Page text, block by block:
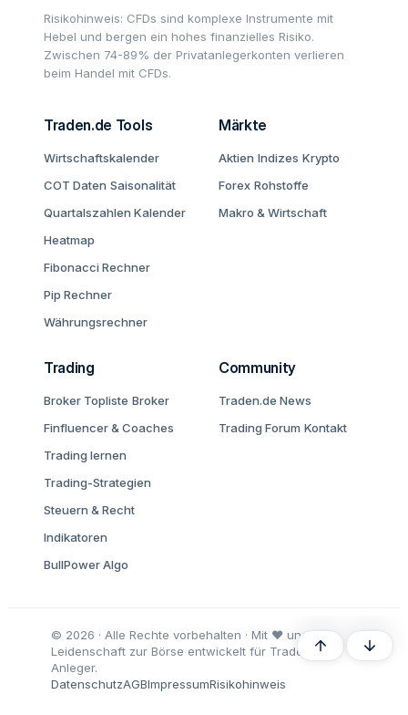
Risikohinweis: CFDs sind komplexe Instrumente mit
Hebel und bergen ein hohes finanzielles Risiko.
Zwischen 74-89% der Privatanlegerkonten verlieren
beim Handel mit CFDs.
Traden.de Tools
Wirtschaftskalender
COT Daten Saisonalität
Quartalszahlen Kalender
Heatmap
Fibonacci Rechner
Pip Rechner
Währungsrechner
Märkte
Aktien Indizes Krypto
Forex Rohstoffe
Makro & Wirtschaft
Trading
Broker Topliste Broker
Finfluencer & Coaches
Trading lernen
Trading-Strategien
Steuern & Recht
Indikatoren
BullPower Algo
Community
Traden.de News
Trading Forum Kontakt
© 2026 · Alle Rechte vorbehalten · Mit ♥ und
Leidenschaft zur Börse entwickelt für Trader und
Anleger.
DatenschutzAGBImpressumRisikohinweis
Oben Unten